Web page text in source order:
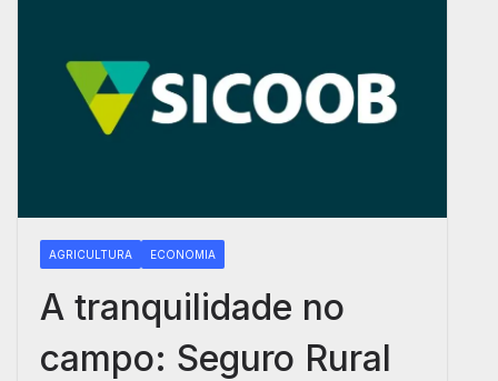
AGRICULTURA ECONOMIA
A tranquilidade no
campo: Seguro Rural